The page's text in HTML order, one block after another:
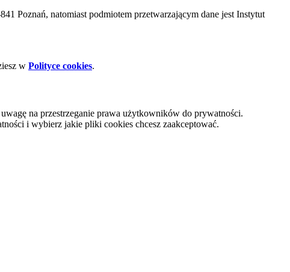
Poznań, natomiast podmiotem przetwarzającym dane jest Instytut
w Polityce cookies.
na przestrzeganie prawa użytkowników do prywatności.
i wybierz jakie pliki cookies chcesz zaakceptować.